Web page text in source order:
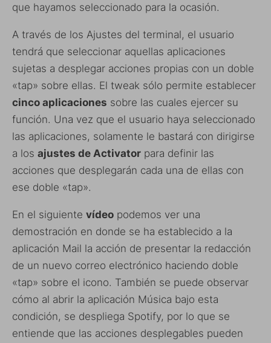
que hayamos seleccionado para la ocasión.
A través de los Ajustes del terminal, el usuario
tendrá que seleccionar aquellas aplicaciones
sujetas a desplegar acciones propias con un doble
«tap» sobre ellas. El tweak sólo permite establecer
cinco aplicaciones sobre las cuales ejercer su
función. Una vez que el usuario haya seleccionado
las aplicaciones, solamente le bastará con dirigirse
a los ajustes de Activator para definir las
acciones que desplegarán cada una de ellas con
ese doble «tap».
En el siguiente vídeo podemos ver una
demostración en donde se ha establecido a la
aplicación Mail la acción de presentar la redacción
de un nuevo correo electrónico haciendo doble
«tap» sobre el icono. También se puede observar
cómo al abrir la aplicación Música bajo esta
condición, se despliega Spotify, por lo que se
entiende que las acciones desplegables pueden